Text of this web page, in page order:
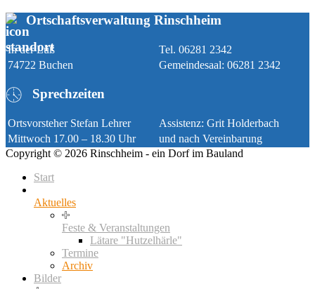
Ortschaftsverwaltung Rinschheim
In der Lüß
Tel. 06281 2342
74722 Buchen
Gemeindesaal: 06281 2342
Sprechzeiten
Ortsvorsteher Stefan Lehrer
Assistenz: Grit Holderbach
Mittwoch 17.00 – 18.30 Uhr
und nach Vereinbarung
Copyright © 2026 Rinschheim - ein Dorf im Bauland
Start
Aktuelles
Feste & Veranstaltungen
Lätare "Hutzelhärle"
Termine
Archiv
Bilder